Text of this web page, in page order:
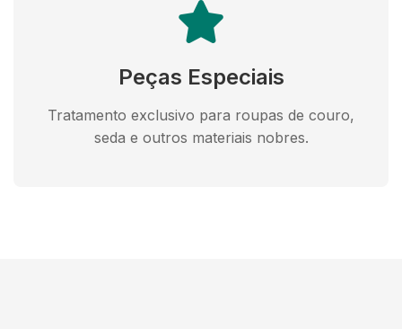
Peças Especiais
Tratamento exclusivo para roupas de couro,
seda e outros materiais nobres.